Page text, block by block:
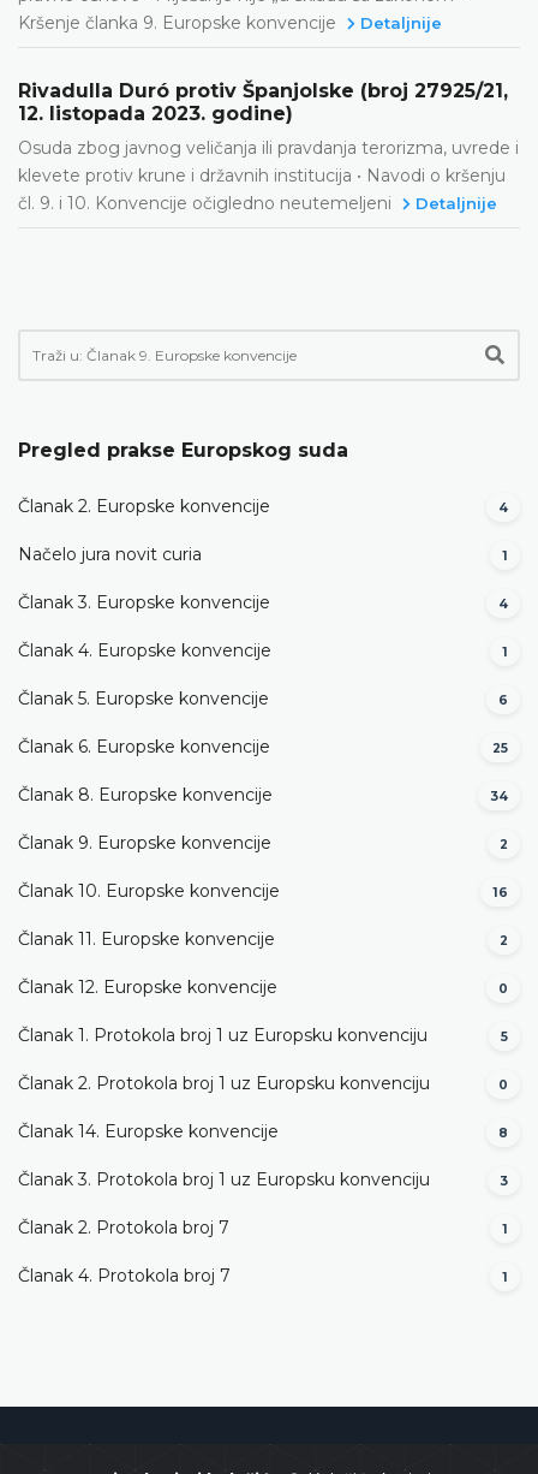
Kršenje članka 9. Europske konvencije
Detaljnije
Rivadulla Duró protiv Španjolske (broj 27925/21,
12. listopada 2023. godine)
Osuda zbog javnog veličanja ili pravdanja terorizma, uvrede i
klevete protiv krune i državnih institucija • Navodi o kršenju
čl. 9. i 10. Konvencije očigledno neutemeljeni
Detaljnije
Pregled prakse Europskog suda
Članak 2. Europske konvencije 4
Načelo jura novit curia 1
Članak 3. Europske konvencije 4
Članak 4. Europske konvencije 1
Članak 5. Europske konvencije 6
Članak 6. Europske konvencije 25
Članak 8. Europske konvencije 34
Članak 9. Europske konvencije 2
Članak 10. Europske konvencije 16
Članak 11. Europske konvencije 2
Članak 12. Europske konvencije 0
Članak 1. Protokola broj 1 uz Europsku konvenciju 5
Članak 2. Protokola broj 1 uz Europsku konvenciju 0
Članak 14. Europske konvencije 8
Članak 3. Protokola broj 1 uz Europsku konvenciju 3
Članak 2. Protokola broj 7 1
Članak 4. Protokola broj 7 1